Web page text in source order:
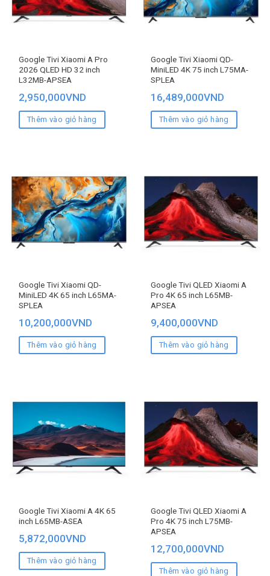
Google Tivi Xiaomi A Pro
2026 QLED HD 32 inch
L32MB-APSEA
2,950,000VND
Thêm vào giỏ hàng
Google Tivi Xiaomi QD-
MiniLED 4K 75 inch L75MA-
SPLEA
16,489,000VND
Thêm vào giỏ hàng
Google Tivi Xiaomi QD-
MiniLED 4K 65 inch L65MA-
SPLEA
10,200,000VND
Thêm vào giỏ hàng
Google Tivi QLED Xiaomi A
Pro 4K 65 inch L65MB-
APSEA
9,400,000VND
Thêm vào giỏ hàng
Google Tivi Xiaomi A 4K 65
inch L65MB-ASEA
5,872,000VND
Thêm vào giỏ hàng
Google Tivi QLED Xiaomi A
Pro 4K 75 inch L75MB-
APSEA
12,700,000VND
Thêm vào giỏ hàng